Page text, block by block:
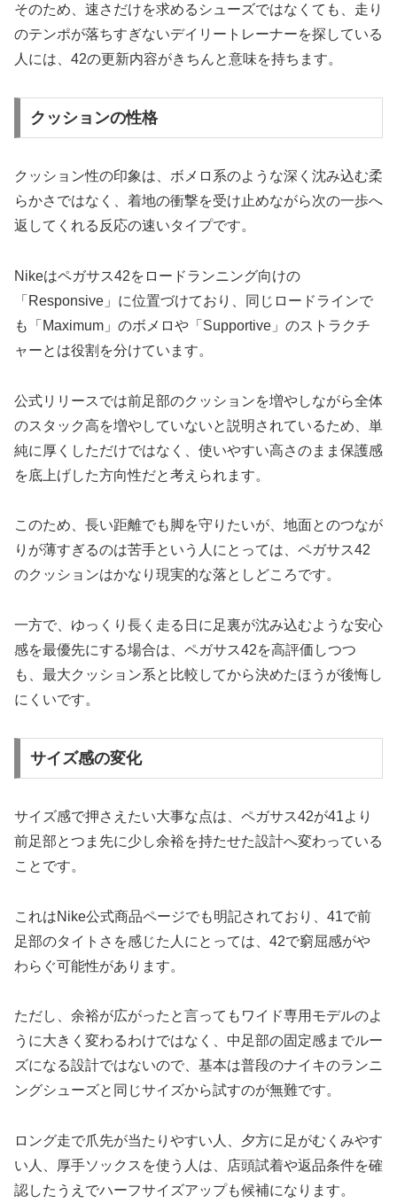
そのため、速さだけを求めるシューズではなくても、走り
のテンポが落ちすぎないデイリートレーナーを探している
人には、42の更新内容がきちんと意味を持ちます。
クッションの性格
クッション性の印象は、ボメロ系のような深く沈み込む柔
らかさではなく、着地の衝撃を受け止めながら次の一歩へ
返してくれる反応の速いタイプです。
Nikeはペガサス42をロードランニング向けの
「Responsive」に位置づけており、同じロードラインで
も「Maximum」のボメロや「Supportive」のストラクチ
ャーとは役割を分けています。
公式リリースでは前足部のクッションを増やしながら全体
のスタック高を増やしていないと説明されているため、単
純に厚くしただけではなく、使いやすい高さのまま保護感
を底上げした方向性だと考えられます。
このため、長い距離でも脚を守りたいが、地面とのつなが
りが薄すぎるのは苦手という人にとっては、ペガサス42
のクッションはかなり現実的な落としどころです。
一方で、ゆっくり長く走る日に足裏が沈み込むような安心
感を最優先にする場合は、ペガサス42を高評価しつつ
も、最大クッション系と比較してから決めたほうが後悔し
にくいです。
サイズ感の変化
サイズ感で押さえたい大事な点は、ペガサス42が41より
前足部とつま先に少し余裕を持たせた設計へ変わっている
ことです。
これはNike公式商品ページでも明記されており、41で前
足部のタイトさを感じた人にとっては、42で窮屈感がや
わらぐ可能性があります。
ただし、余裕が広がったと言ってもワイド専用モデルのよ
うに大きく変わるわけではなく、中足部の固定感までルー
ズになる設計ではないので、基本は普段のナイキのランニ
ングシューズと同じサイズから試すのが無難です。
ロング走で爪先が当たりやすい人、夕方に足がむくみやす
い人、厚手ソックスを使う人は、店頭試着や返品条件を確
認したうえでハーフサイズアップも候補になります。